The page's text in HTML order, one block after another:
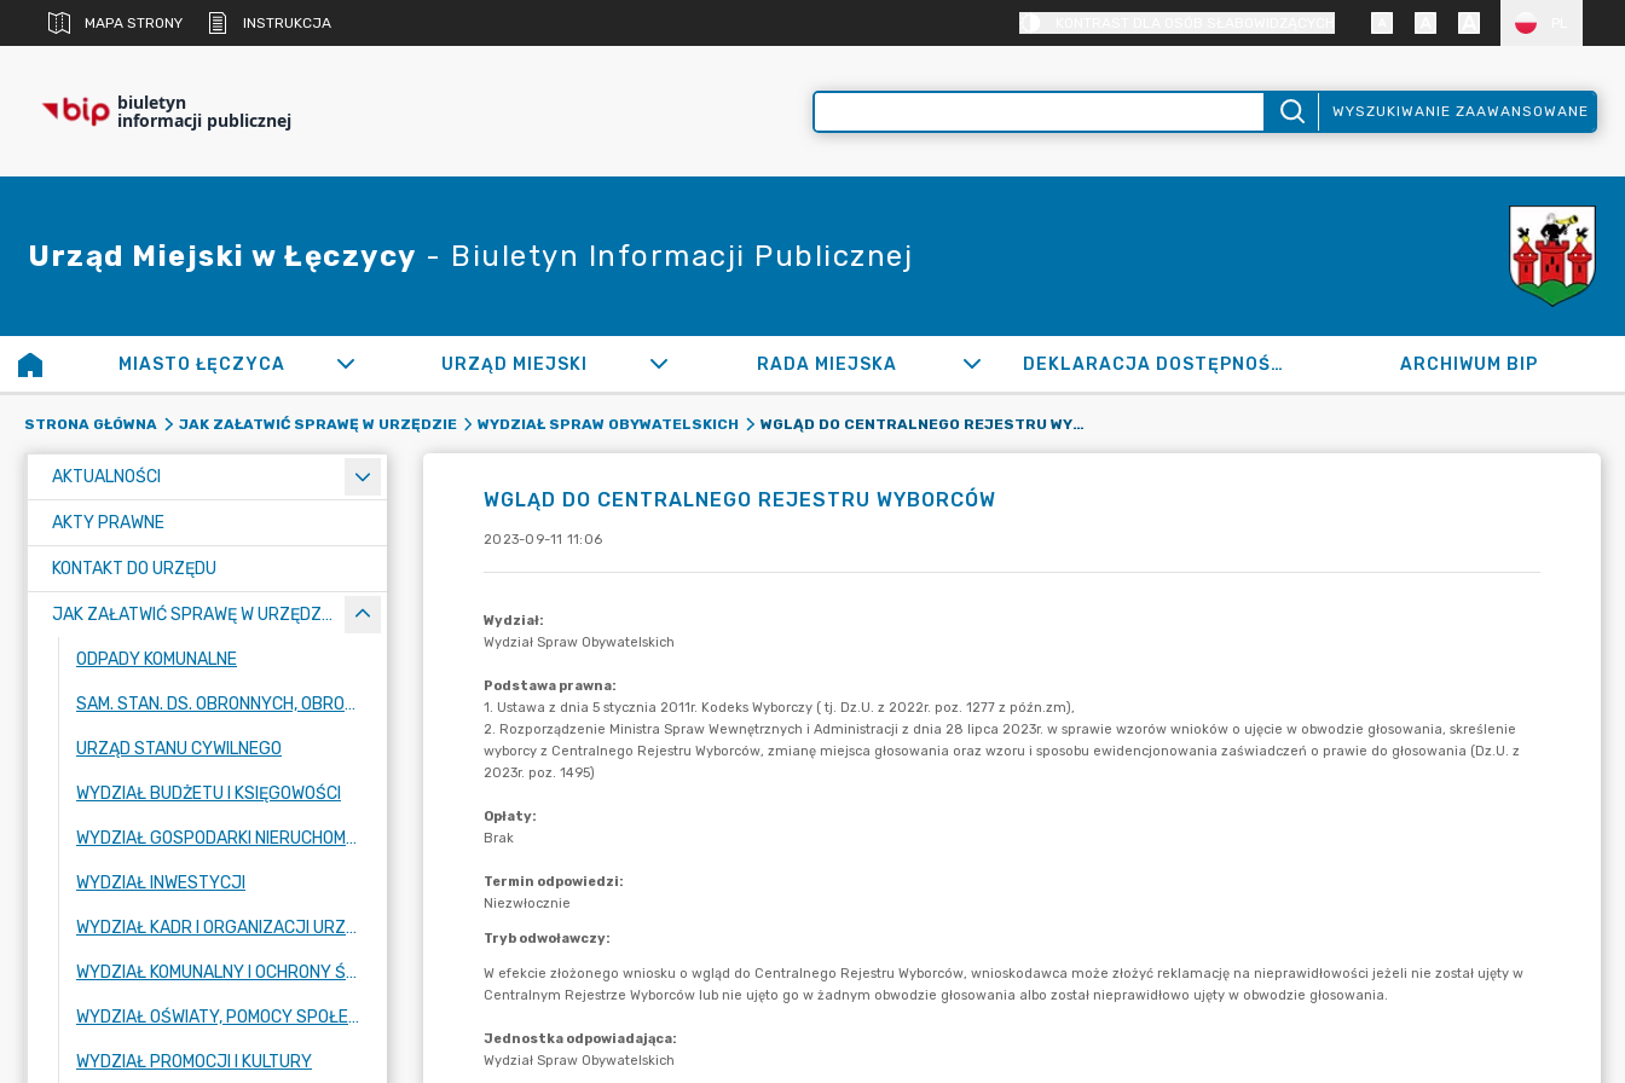
MAPA STRONY INSTRUKCJA
biuletyn
informacji publicznej WYSZUKIWANIE ZAAWANSOWANE
Urząd Miejski w Łęczycy - Biuletyn Informacji Publicznej
MIASTO ŁĘCZYCA URZĄD MIEJSKI RADA MIEJSKA DEKLARACJA DOSTĘPNOŚCI ARCHIWUM BIP
STRONA GŁÓWNA JAK ZAŁATWIĆ SPRAWĘ W URZĘDZIE WYDZIAŁ SPRAW OBYWATELSKICH WGLĄD DO CENTRALNEGO REJESTRU WYBORCÓW
AKTUALNOŚCI
AKTY PRAWNE
KONTAKT DO URZĘDU
JAK ZAŁATWIĆ SPRAWĘ W URZĘDZIE
ODPADY KOMUNALNE
SAM. STAN. DS. OBRONNYCH, OBRONY CYWILNEJ I BHP
URZĄD STANU CYWILNEGO
WYDZIAŁ BUDŻETU I KSIĘGOWOŚCI
WYDZIAŁ GOSPODARKI NIERUCHOMOŚCIAMI I PLANOWANIA PRZESTRZENNEGO
WYDZIAŁ INWESTYCJI
WYDZIAŁ KADR I ORGANIZACJI URZĘDU
WYDZIAŁ KOMUNALNY I OCHRONY ŚRODOWISKA
WYDZIAŁ OŚWIATY, POMOCY SPOŁECZNEJ I SPORTU
WYDZIAŁ PROMOCJI I KULTURY
WGLĄD DO CENTRALNEGO REJESTRU WYBORCÓW
2023-09-11 11:06